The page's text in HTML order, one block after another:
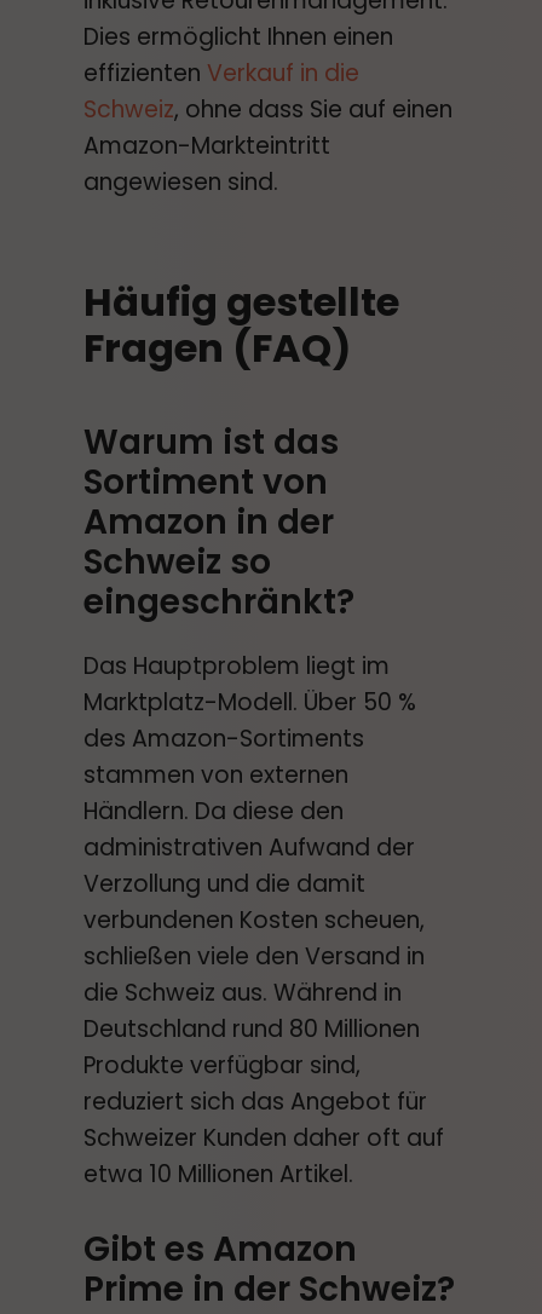
Dies ermöglicht Ihnen einen
effizienten Verkauf in die
Schweiz, ohne dass Sie auf einen
Amazon-Markteintritt
angewiesen sind.
Häufig gestellte
Fragen (FAQ)
Warum ist das
Sortiment von
Amazon in der
Schweiz so
eingeschränkt?
Das Hauptproblem liegt im
Marktplatz-Modell. Über 50 %
des Amazon-Sortiments
stammen von externen
Händlern. Da diese den
administrativen Aufwand der
Verzollung und die damit
verbundenen Kosten scheuen,
schließen viele den Versand in
die Schweiz aus. Während in
Deutschland rund 80 Millionen
Produkte verfügbar sind,
reduziert sich das Angebot für
Schweizer Kunden daher oft auf
etwa 10 Millionen Artikel.
Gibt es Amazon
Prime in der Schweiz?